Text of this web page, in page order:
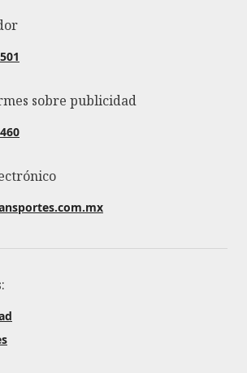
sobre publicidad